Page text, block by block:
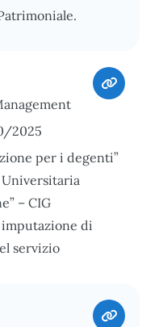
2025
per i degenti”
– CIG
imputazione di
servizio